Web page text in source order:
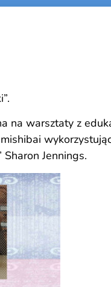
na warsztaty z
Jennings.